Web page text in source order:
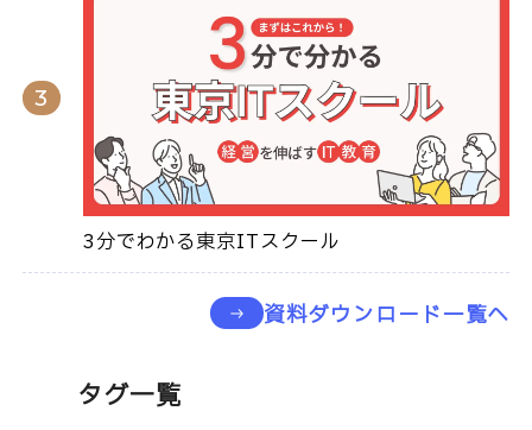
3分でわかる東京ITスクール
資料ダウンロード一覧へ
タグ一覧